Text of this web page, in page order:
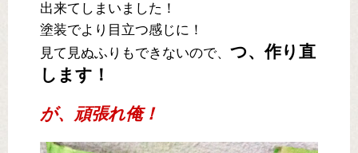
出来てしまいました！
塗装でより目立つ感じに！
見て見ぬふりもできないので、 つ、作り直
します！
が、頑張れ俺！